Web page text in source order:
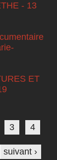
- 13
ET
3 4
suivant ›